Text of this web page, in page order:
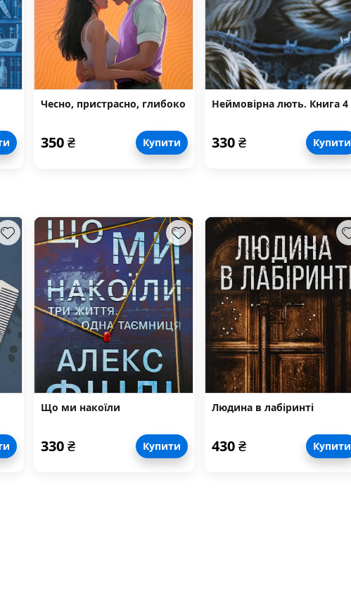
Чесно, пристрасно, глибоко
350₴ Купити
Неймовірна лють. Книга 4
330₴ Купити
Що ми накоїли
330₴ Купити
Людина в лабіринті
430₴ Купити